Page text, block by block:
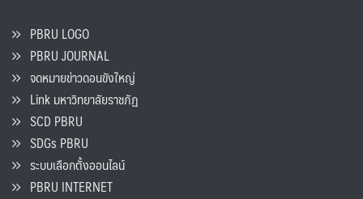
PBRU LOGO
PBRU JOURNAL
จดหมายข่าวดอนขังใหญ่
Link มหาวิทยาลัยราชภัฏ
SCD PBRU
SDGs PBRU
ระบบเลือกตั้งออนไลน์
PBRU INTERNET